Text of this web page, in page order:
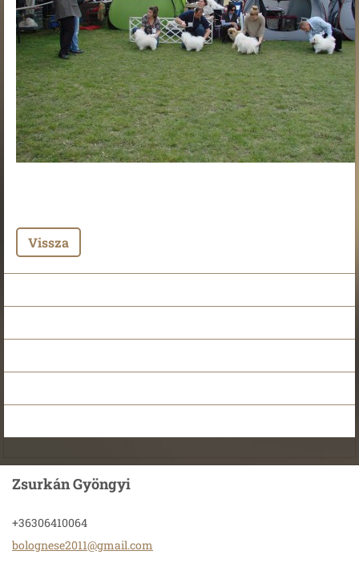
Vissza
Zsurkán Gyöngyi
+36306410064
bolognese2011@gmail.com